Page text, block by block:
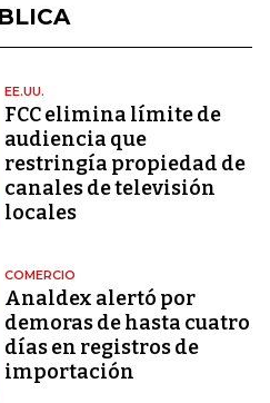
EE.UU.
FCC elimina límite de
audiencia que
restringía propiedad de
canales de televisión
locales
COMERCIO
Analdex alertó por
demoras de hasta cuatro
días en registros de
importación